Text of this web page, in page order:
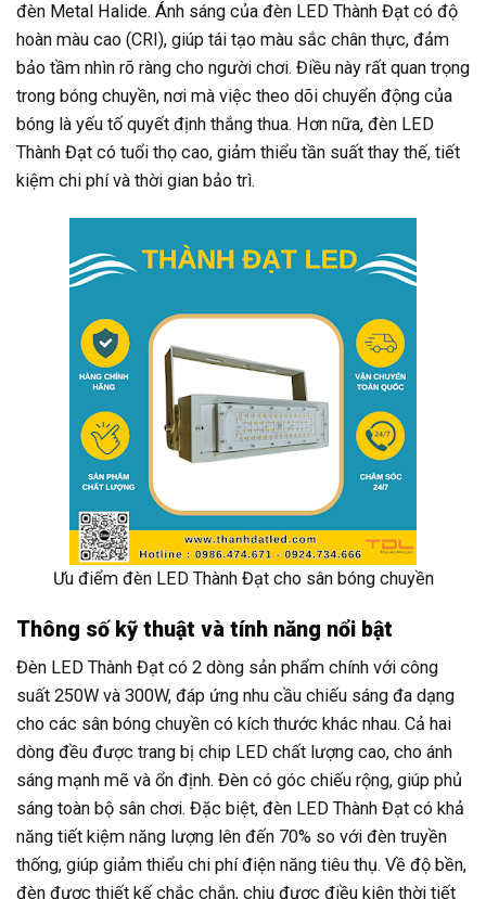
đèn Metal Halide. Ánh sáng của đèn LED Thành Đạt có độ
hoàn màu cao (CRI), giúp tái tạo màu sắc chân thực, đảm
bảo tầm nhìn rõ ràng cho người chơi. Điều này rất quan trọng
trong bóng chuyền, nơi mà việc theo dõi chuyển động của
bóng là yếu tố quyết định thắng thua. Hơn nữa, đèn LED
Thành Đạt có tuổi thọ cao, giảm thiểu tần suất thay thế, tiết
kiệm chi phí và thời gian bảo trì.
Ưu điểm đèn LED Thành Đạt cho sân bóng chuyền
Thông số kỹ thuật và tính năng nổi bật
Đèn LED Thành Đạt có 2 dòng sản phẩm chính với công
suất 250W và 300W, đáp ứng nhu cầu chiếu sáng đa dạng
cho các sân bóng chuyền có kích thước khác nhau. Cả hai
dòng đều được trang bị chip LED chất lượng cao, cho ánh
sáng mạnh mẽ và ổn định. Đèn có góc chiếu rộng, giúp phủ
sáng toàn bộ sân chơi. Đặc biệt, đèn LED Thành Đạt có khả
năng tiết kiệm năng lượng lên đến 70% so với đèn truyền
thống, giúp giảm thiểu chi phí điện năng tiêu thụ. Về độ bền,
đèn được thiết kế chắc chắn, chịu được điều kiện thời tiết